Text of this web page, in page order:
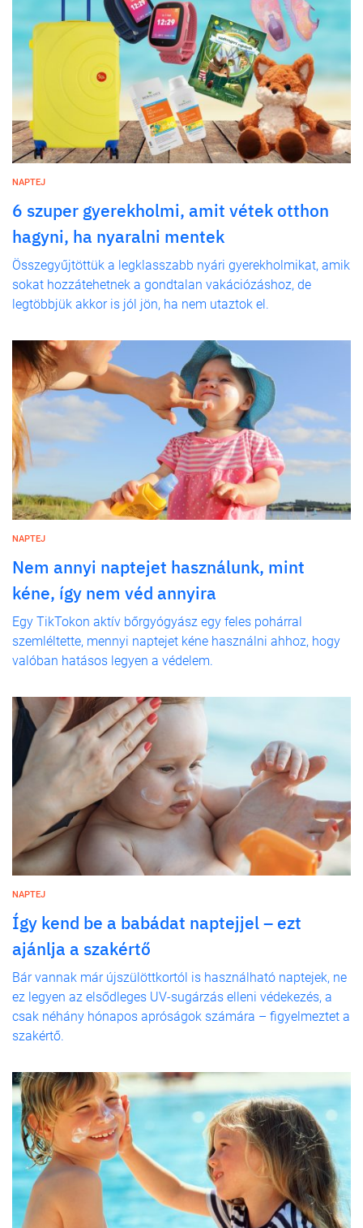
NAPTEJ
6 szuper gyerekholmi, amit vétek otthon
hagyni, ha nyaralni mentek
Összegyűjtöttük a legklasszabb nyári gyerekholmikat, amik
sokat hozzátehetnek a gondtalan vakációzáshoz, de
legtöbbjük akkor is jól jön, ha nem utaztok el.
NAPTEJ
Nem annyi naptejet használunk, mint
kéne, így nem véd annyira
Egy TikTokon aktív bőrgyógyász egy feles pohárral
szemléltette, mennyi naptejet kéne használni ahhoz, hogy
valóban hatásos legyen a védelem.
NAPTEJ
Így kend be a babádat naptejjel – ezt
ajánlja a szakértő
Bár vannak már újszülöttkortól is használható naptejek, ne
ez legyen az elsődleges UV-sugárzás elleni védekezés, a
csak néhány hónapos apróságok számára – figyelmeztet a
szakértő.